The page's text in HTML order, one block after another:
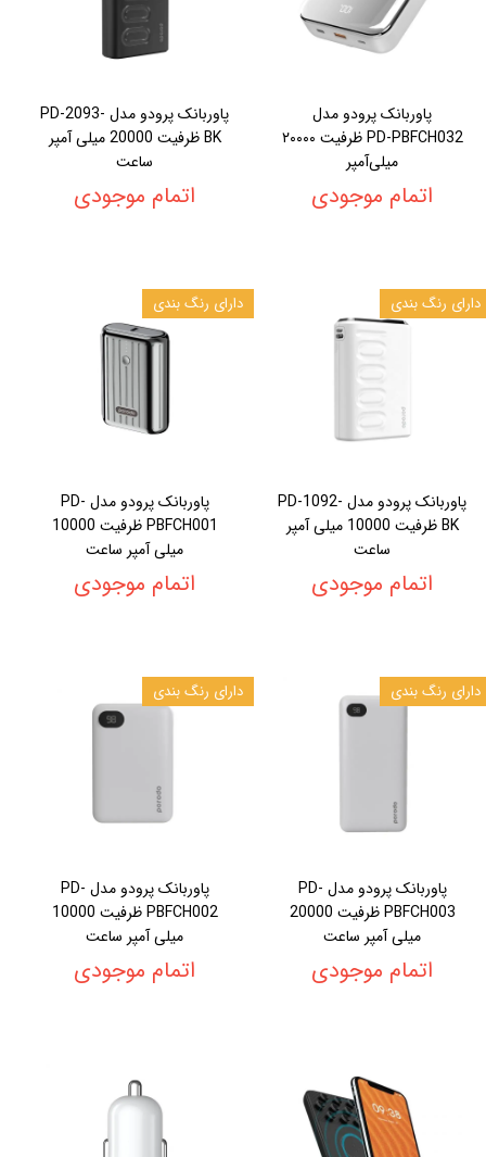
پاوربانک پرودو مدل
PD‑PBFCH032 ظرفیت ۲۰۰۰۰
میلی‌آمپر
اتمام موجودی
پاوربانک پرودو مدل PD-2093-
BK ظرفیت 20000 میلی آمپر
ساعت
اتمام موجودی
پاوربانک پرودو مدل PD-1092-
BK ظرفیت 10000 میلی آمپر
ساعت
اتمام موجودی
دارای رنگ بندی
پاوربانک پرودو مدل PD-
PBFCH001 ظرفیت 10000
میلی آمپر ساعت
اتمام موجودی
دارای رنگ بندی
پاوربانک پرودو مدل PD-
PBFCH003 ظرفیت 20000
میلی آمپر ساعت
اتمام موجودی
دارای رنگ بندی
پاوربانک پرودو مدل PD-
PBFCH002 ظرفیت 10000
میلی آمپر ساعت
اتمام موجودی
دارای رنگ بندی